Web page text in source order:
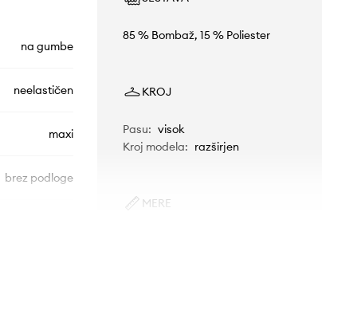
na gumbe
neelastičen
maxi
brez podloge
85 % Bombaž, 15 % Poliester
KROJ
Pasu: visok
Kroj modela: razširjen
MERE